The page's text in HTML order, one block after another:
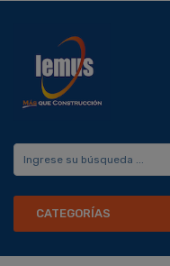
CATEGORÍAS